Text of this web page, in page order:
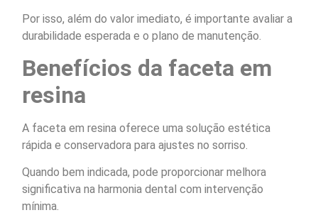
Por isso, além do valor imediato, é importante avaliar a
durabilidade esperada e o plano de manutenção.
Benefícios da faceta em
resina
A faceta em resina oferece uma solução estética
rápida e conservadora para ajustes no sorriso.
Quando bem indicada, pode proporcionar melhora
significativa na harmonia dental com intervenção
mínima.